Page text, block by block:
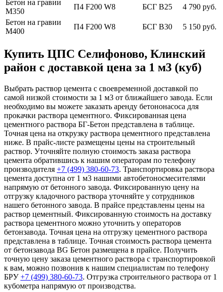
Бетон на гравии
М350
П4 F200 W8 БСГ В25
4 790 руб.
Бетон на гравии
М400
П4 F200 W8 БСГ В30 5 150 руб.
Купить ЦПС Селифоново, Клинский
район с доставкой цена за 1 м3 (куб)
Выбрать раствор цемента с своевременной доставкой по
самой низкой стоимости за 1 м3 от ближайшего завода. Если
необходимо вы можете заказать аренду бетононасоса для
прокачки раствора цементного. Фиксированная цена
цементного раствора БГ-Бетон представлена в таблице.
Точная цена на открузку раствора цементного представлена
ниже. В прайс-листе размещены цены на строительный
раствор. Уточняйте полную стоимость заказа раствора
цемента обратившись к нашим операторам по телефону
производителя +7 (499) 380-60-73. Транспортировка раствора
цемента доступна от 1 м3 нашими автобетоносмесителями
напрямую от бетонного завода. Фиксированную цену на
отгрузку кладочного раствора уточняйте у сотрудников
нашего бетонного завода. В прайсе представлены цены на
раствор цементный. Фиксированную стоимость на доставку
раствора цементного можно уточнить у операторов
бетонзавода. Точная цена на отгрузку цементного раствора
представлена в таблице. Точная стоимость раствора цемента
от бетонзавода BG Бетон размещена в прайсе. Получить
точную цену заказа цементного раствора с транспортировкой
к вам, можно позвонив к нашим специалистам по телефону
БРУ+7 (499) 380-60-73. Отгрузка строительного раствора от 1
кубометра напрямую от производства.